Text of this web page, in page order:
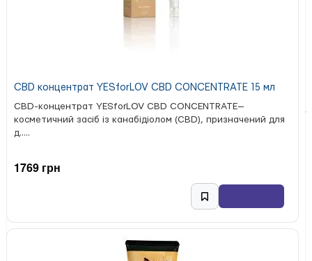
CBD концентрат YESforLOV CBD CONCENTRATE 15 мл
CBD-концентрат YESforLOV CBD CONCENTRATE—
косметичний засіб із канабідіолом (CBD), призначений для
д.....
1769 грн